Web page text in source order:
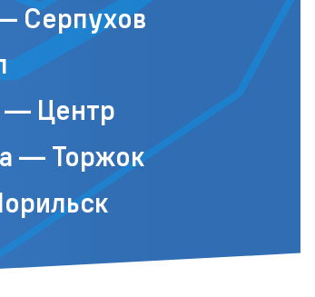
Серпухов
— Центр
— Торжок